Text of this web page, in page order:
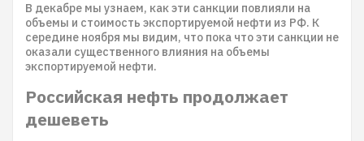
В декабре мы узнаем, как эти санкции повлияли на
объемы и стоимость экспортируемой нефти из РФ. К
середине ноября мы видим, что пока что эти санкции не
оказали существенного влияния на объемы
экспортируемой нефти.
Российская нефть продолжает
дешеветь